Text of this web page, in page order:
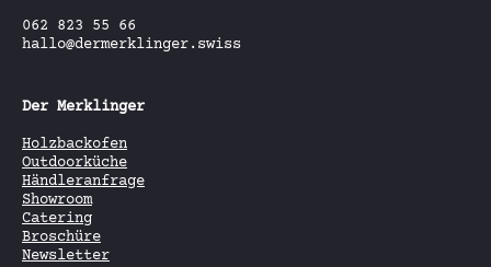
062 823 55 66
hallo@dermerklinger.swiss
Der Merklinger
Holzbackofen
Outdoorküche
Händleranfrage
Showroom
Catering
Broschüre
Newsletter